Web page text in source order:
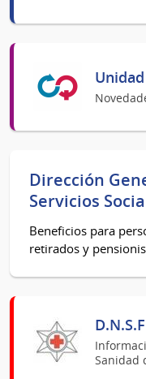
Dirección
Servicios
Beneficios para
retirados y
Sanidad